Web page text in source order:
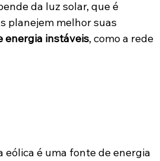
da luz solar, que é
planejem melhor suas
energia instáveis, como a rede
eólica é uma fonte de energia